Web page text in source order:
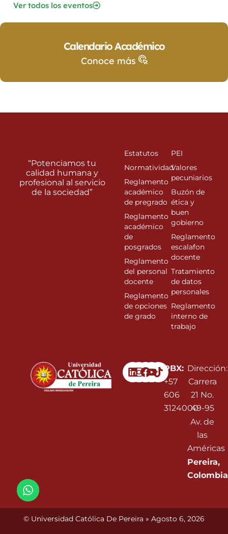
Ver todos los eventos
Calendario Académico
Conoce más
Linkedin
Instagram
Facebook
Youtube
PBX:
+57
606
3124000
Dirección:
Carrera
21 No.
49-95
Av. de
las
Américas
Pereira,
Colombia
“Potenciamos tu
calidad humana y
profesional al servicio
de la sociedad”
Estatutos
Normatividad
Reglamento
académico
de pregrado
Reglamento
académico
de
posgrados
Reglamento
del personal
docente
Reglamento
de opciones
de grado
PEI
Valores
pecuniarios
Buzón de
ética y
buen
gobierno
Reglamento
escalafon
docente
Tratamiento
de datos
personales
Reglamento
interno de
trabajo
© Universidad Católica De Pereira » Agosto 6, 2026